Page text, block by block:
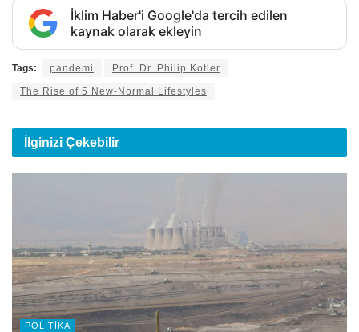
İklim Haber'i Google'da tercih edilen
kaynak olarak ekleyin
Tags: pandemi Prof. Dr. Philip Kotler
The Rise of 5 New-Normal Lifestyles
İlginizi Çekebilir
POLITIKA